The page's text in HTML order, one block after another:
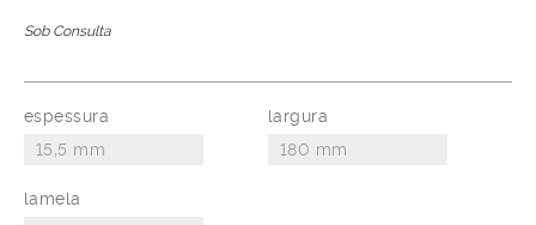
Sob Consulta
espessura largura
lamela